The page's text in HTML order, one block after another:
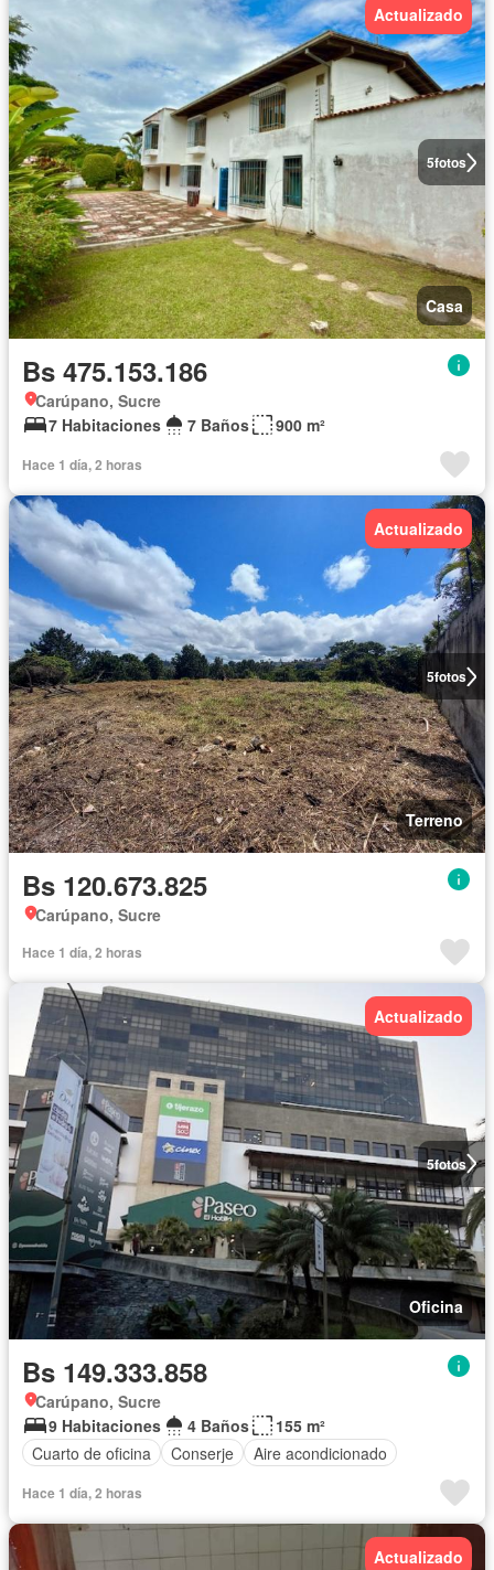
5fotos
Actualizado
Casa
Bs 475.153.186
Carúpano, Sucre
7 Habitaciones
7 Baños 900 m²
Hace 1 día, 2 horas
5fotos
Actualizado
Terreno
Bs 120.673.825
Carúpano, Sucre
Hace 1 día, 2 horas
5fotos
Actualizado
Oficina
Bs 149.333.858
Carúpano, Sucre
9 Habitaciones
4 Baños
155 m²
Cuarto de oficina
Conserje Aire acondicionado
Hace 1 día, 2 horas
Actualizado